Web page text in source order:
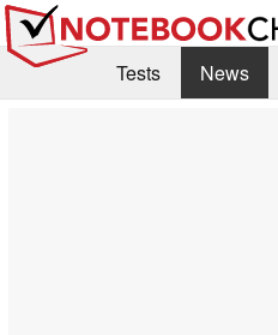
Tests News